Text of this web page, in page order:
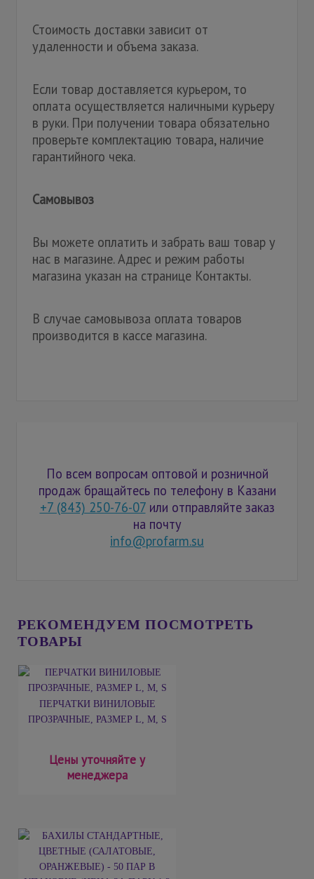
Стоимость доставки зависит от
удаленности и объема заказа.
Если товар доставляется курьером, то
оплата осуществляется наличными курьеру
в руки. При получении товара обязательно
проверьте комплектацию товара, наличие
гарантийного чека.
Самовывоз
Вы можете оплатить и забрать ваш товар у
нас в магазине. Адрес и режим работы
магазина указан на странице Контакты.
В случае самовывоза оплата товаров
производится в кассе магазина.
По всем вопросам оптовой и розничной
продаж бращайтесь по телефону в Казани
+7 (843) 250-76-07или отправляйте заказ
на почту
info@profarm.su
РЕКОМЕНДУЕМ ПОСМОТРЕТЬ
ТОВАРЫ
ПЕРЧАТКИ ВИНИЛОВЫЕ
ПРОЗРАЧНЫЕ, РАЗМЕР L, М, S
Цены уточняйте у
менеджера